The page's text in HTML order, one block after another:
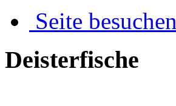
Seite besuchen
Deisterfische